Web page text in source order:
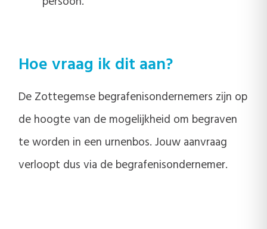
Hoe vraag ik dit aan?
De Zottegemse begrafenisondernemers zijn op
de hoogte van de mogelijkheid om begraven
te worden in een urnenbos. Jouw aanvraag
verloopt dus via de begrafenisondernemer.